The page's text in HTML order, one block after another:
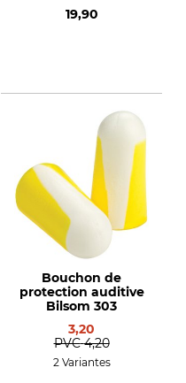
19,90
Bouchon de
protection auditive
Bilsom 303
3,20
PVC 4,20
2 Variantes